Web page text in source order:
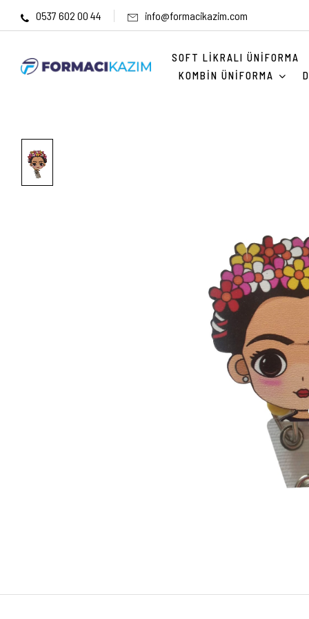
0537 602 00 44 info@formacikazim.com
SOFT LIKRALI ÜNIFORMA
KOMBIN ÜNIFORMA